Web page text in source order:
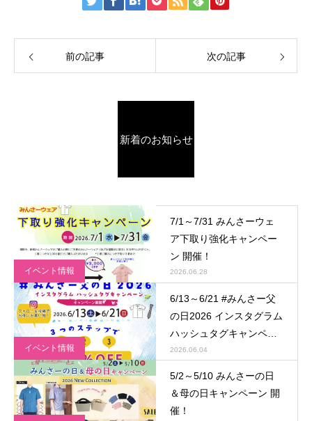
前の記事 次の記事
新着のお知らせ
イベント情報
7/1～7/31 みんさーウェ
ア下取り強化キャンペー
ン 開催！
2026.06.28
イベント情報
6/13～6/21 #みんさー父
の日2026 インスタグラム
ハッシュタグキャンペー
ン 開催！
2026.06.04
5/2～5/10 みんさーの日
＆母の日キャンペーン 開
催！